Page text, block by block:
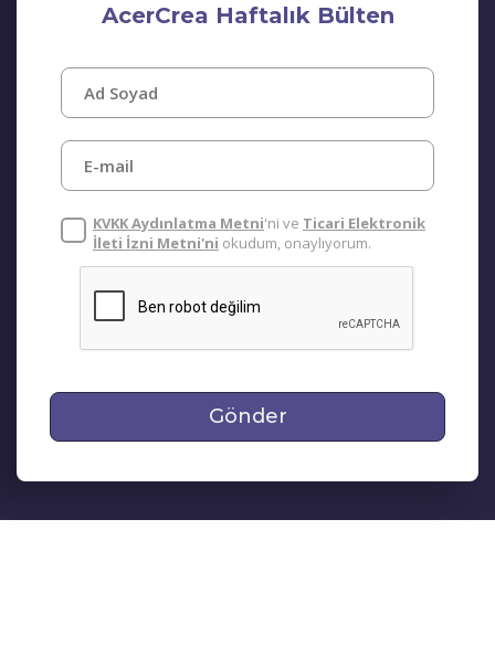
AcerCrea Haftalık Bülten
KVKK Aydınlatma Metni'ni ve Ticari Elektronik
İleti İzni Metni'ni okudum, onaylıyorum.
Gönder